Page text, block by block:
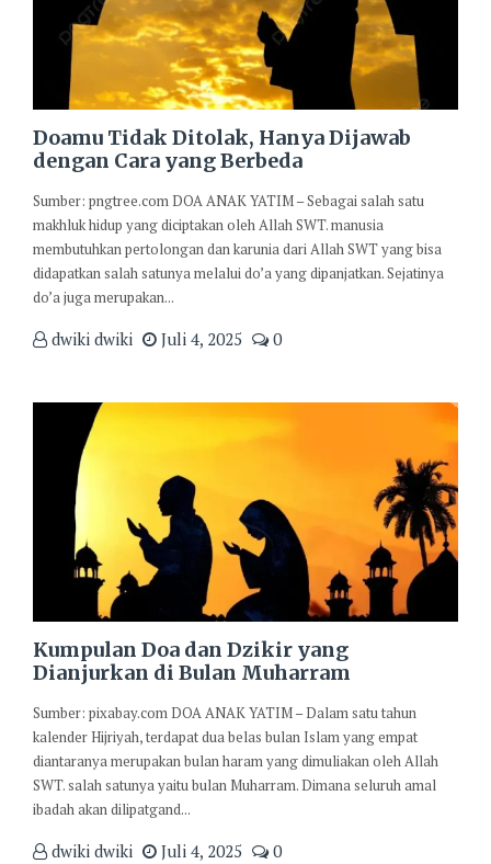
Doamu Tidak Ditolak, Hanya Dijawab
dengan Cara yang Berbeda
Sumber: pngtree.com DOA ANAK YATIM – Sebagai salah satu
makhluk hidup yang diciptakan oleh Allah SWT. manusia
membutuhkan pertolongan dan karunia dari Allah SWT yang bisa
didapatkan salah satunya melalui do’a yang dipanjatkan. Sejatinya
do’a juga merupakan...
dwiki dwiki Juli 4, 2025 0
Kumpulan Doa dan Dzikir yang
Dianjurkan di Bulan Muharram
Sumber: pixabay.com DOA ANAK YATIM – Dalam satu tahun
kalender Hijriyah, terdapat dua belas bulan Islam yang empat
diantaranya merupakan bulan haram yang dimuliakan oleh Allah
SWT. salah satunya yaitu bulan Muharram. Dimana seluruh amal
ibadah akan dilipatgand...
dwiki dwiki Juli 4, 2025 0